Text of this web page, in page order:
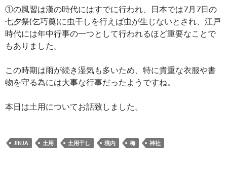
①の風習は漢の時代にはすでに行われ、日本では7月7日の
七夕祭(乞巧奠)に虫干しを行えば虫が生じないとされ、江戸
時代には年中行事の一つとして行われるほど重要なことで
もありました。
この時期は雨が続き湿気も多いため、特に貴重な衣服や書
物を守る為には大事な行事だったようですね。
本日は土用についてお話致しました。
JINJA 土用 土用干し 境内 梅 神社